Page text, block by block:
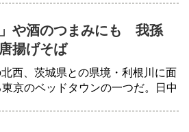
」や酒のつまみにも 我孫
揚げそば
西、茨城県との県境・利根川に面
京のベッドタウンの一つだ。日中